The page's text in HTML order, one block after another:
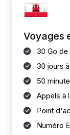
Voyages
30 Go
30 jours
50
Appels à
Point
Numéro